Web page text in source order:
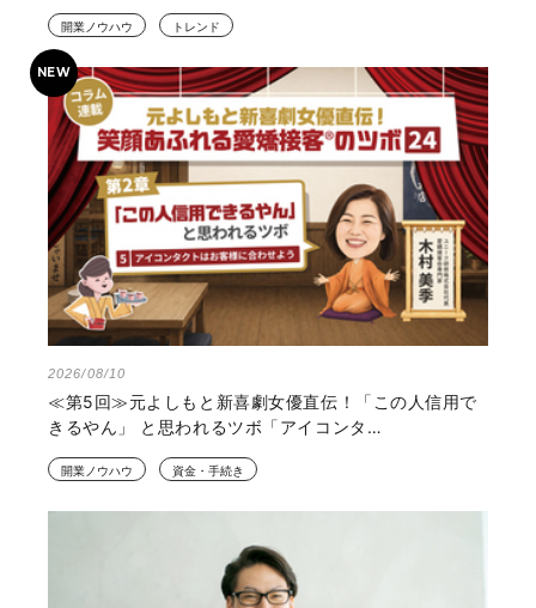
開業ノウハウ トレンド
2026/08/10
≪第5回≫元よしもと新喜劇女優直伝！「この人信用で
きるやん」 と思われるツボ「アイコンタ…
開業ノウハウ 資金・手続き